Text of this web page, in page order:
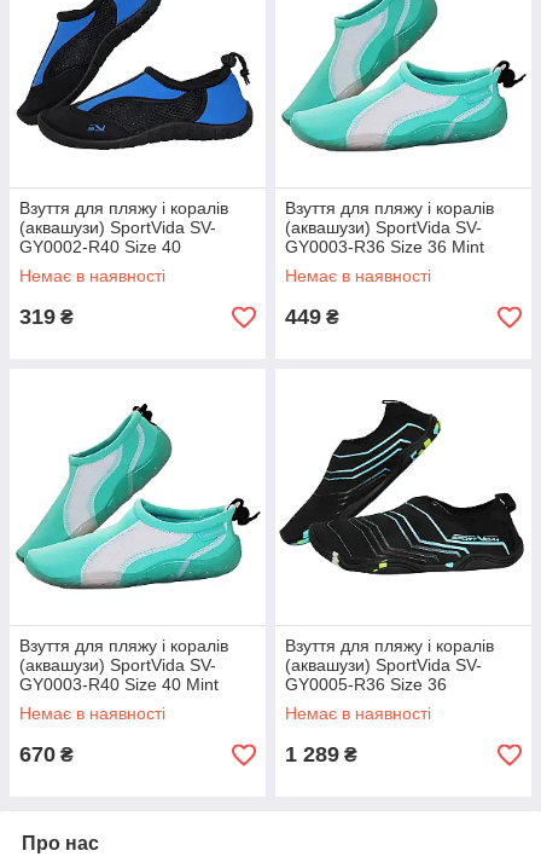
Взуття для пляжу і коралів
(аквашузи) SportVida SV-
GY0002-R40 Size 40
Black/Blue
Немає в наявності
319 ₴
Взуття для пляжу і коралів
(аквашузи) SportVida SV-
GY0003-R36 Size 36 Mint
Немає в наявності
449 ₴
Взуття для пляжу і коралів
(аквашузи) SportVida SV-
GY0003-R40 Size 40 Mint
Немає в наявності
670 ₴
Взуття для пляжу і коралів
(аквашузи) SportVida SV-
GY0005-R36 Size 36
Black/Blue
Немає в наявності
1 289 ₴
Про нас